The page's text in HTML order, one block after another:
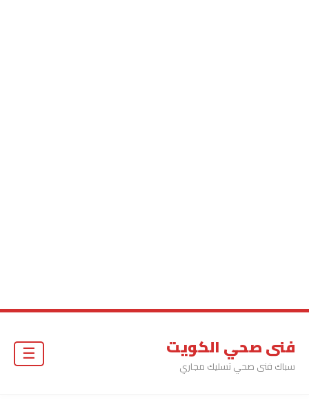
فنى صحي الكويت
سباك فنى صحي تسليك مجاري